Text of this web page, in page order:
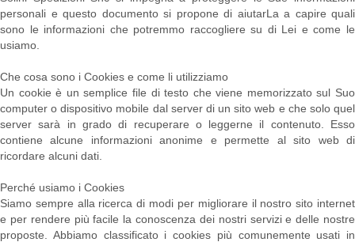
personali e questo documento si propone di aiutarLa a capire quali
sono le informazioni che potremmo raccogliere su di Lei e come le
usiamo.
Che cosa sono i Cookies e come li utilizziamo
Un cookie è un semplice file di testo che viene memorizzato sul Suo
computer o dispositivo mobile dal server di un sito web e che solo quel
server sarà in grado di recuperare o leggerne il contenuto. Esso
contiene alcune informazioni anonime e permette al sito web di
ricordare alcuni dati.
Perché usiamo i Cookies
Siamo sempre alla ricerca di modi per migliorare il nostro sito internet
e per rendere più facile la conoscenza dei nostri servizi e delle nostre
proposte. Abbiamo classificato i cookies più comunemente usati in